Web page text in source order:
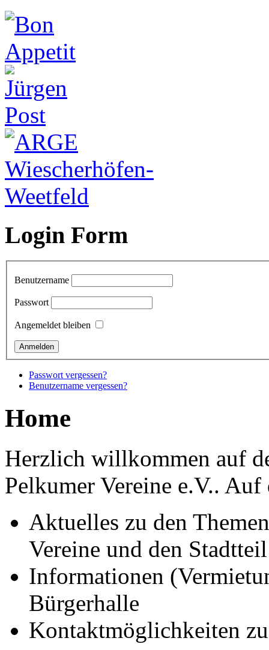
Login Form
Benutzername
Passwort
Angemeldet bleiben
Passwort vergessen?
Benutzername vergessen?
Home
Herzlich willkommen auf
Pelkumer Vereine e.V.. Auf
Aktuelles zu den
Vereine und den
Informationen
Bürgerhalle
Kontaktmöglichkeiten